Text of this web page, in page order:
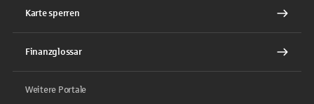
Karte sperren
Finanzglossar
Weitere Portale